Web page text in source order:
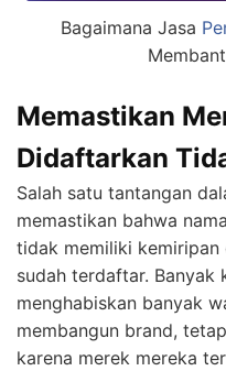
Bagaimana Jasa
Memastikan
Didaftarkan
Salah satu tantangan
memastikan bahwa
tidak memiliki kemiripan
sudah terdaftar. Banyak
menghabiskan banyak
membangun brand,
karena merek mereka